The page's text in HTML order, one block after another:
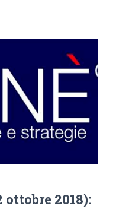
ottobre 2018):